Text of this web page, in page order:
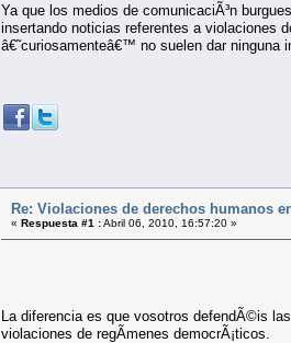
Ya que los medios de comunicaciÃ³n
insertando noticias referentes a violaciones
â€˜curiosamenteâ€™ no suelen dar ninguna
Re: Violaciones de derechos humanos
« Respuesta #1 :Abril 06, 2010, 16:57:20 »
La diferencia es que vosotros defendÃ©is
violaciones de regÃ­menes democrÃ¡ticos.